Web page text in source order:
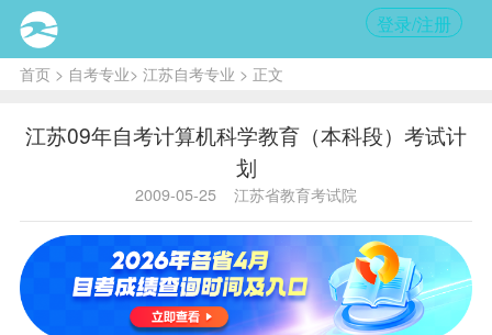
登录/注册
首页> 自考专业> 江苏自考专业 > 正文
江苏09年自考计算机科学教育（本科段）考试计
划
2009-05-25 江苏省教育考试院